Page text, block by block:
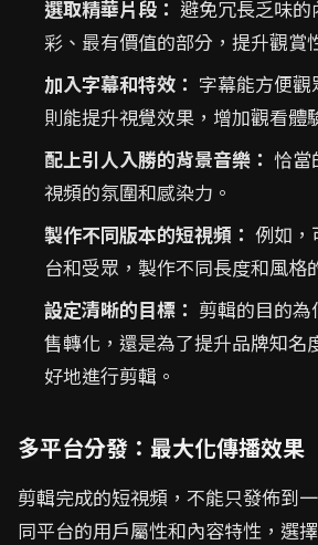
選取精華片段： 避免冗長乏味
彩、最有價值的部分，提升觀賞
加入字幕和特效： 字幕能方便
則能提升視覺效果，增加觀看體
配上引人入勝的背景音樂： 恰當
視頻的氛圍和感染力。
製作不同版本的短視頻： 例如，
台和受眾，製作不同長度和風格
設定清晰的目標： 剪輯的目的
售轉化，還是為了提升品牌知名
好地進行剪輯。
多平台分發：最大化傳播效果
剪輯完成的短視頻，不能只發佈到
同平台的用戶屬性和內容特性，選